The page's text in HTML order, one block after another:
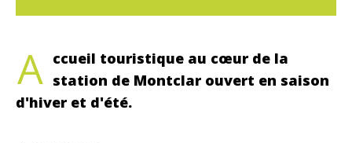
A ccueil touristique au cœur de la
station de Montclar ouvert en saison
d'hiver et d'été.